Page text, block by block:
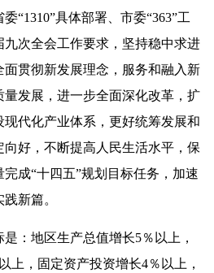
“1310”具体部署、市委“363”工
次全会工作要求，坚持稳中求进
贯彻新发展理念，服务和融入新
发展，进一步全面深化改革，扩
代化产业体系，更好统筹发展和
好，不断提高人民生活水平，保
成“十四五”规划目标任务，加速
新篇。
地区生产总值增长5％以上，
上，固定资产投资增长4％以上，